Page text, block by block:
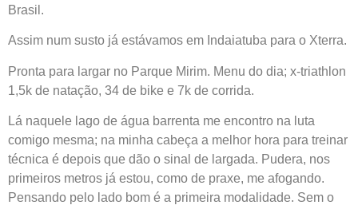
Brasil.
Assim num susto já estávamos em Indaiatuba para o Xterra.
Pronta para largar no Parque Mirim. Menu do dia; x-triathlon
1,5k de natação, 34 de bike e 7k de corrida.
Lá naquele lago de água barrenta me encontro na luta
comigo mesma; na minha cabeça a melhor hora para treinar
técnica é depois que dão o sinal de largada. Pudera, nos
primeiros metros já estou, como de praxe, me afogando.
Pensando pelo lado bom é a primeira modalidade. Sem o